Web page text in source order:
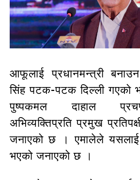
आफूलाई प्रधानमन्त्री
सिंह पटक-पटक दिल्ली गएको
पुष्पकमल दाहाल
अभिव्यक्तिप्रति प्रमुख
जनाएको छ । एमालेले
भएको जनाएको छ ।